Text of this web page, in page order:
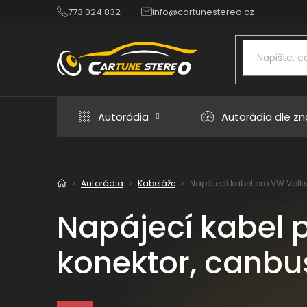
773 024 832 info@cartunestereo.cz
Autorádia Autorádia dle
DomůAutorádia Kabeláže Napájecí kabel pro VW
Napájecí kabel
konektor,